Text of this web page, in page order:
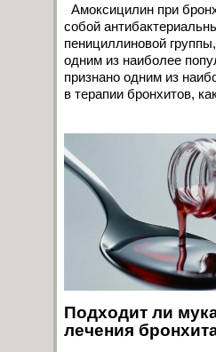
Амоксицилин при
собой
пенициллиновой
одним из наиболее
признано одним из
в терапии бронхитов,
Подходит ли
лечения